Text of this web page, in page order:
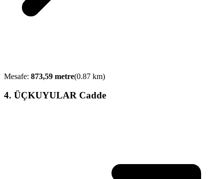
Mesafe: 873,59 metre(0.87 km)
4. ÜÇKUYULAR Cadde